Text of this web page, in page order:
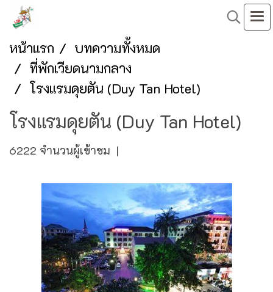
หน้าแรก
บทความทั้งหมด
ที่พักเวียดนามกลาง
โรงแรมดุยตัน (Duy Tan Hotel)
โรงแรมดุยตัน (Duy Tan Hotel)
6222 จำนวนผู้เข้าชม |